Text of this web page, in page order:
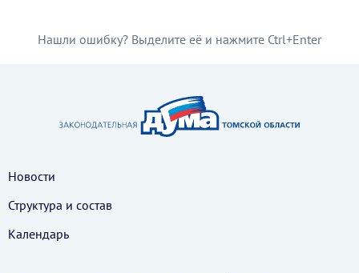
Нашли ошибку? Выделите её и нажмите Ctrl+Enter
Новости
Структура и состав
Календарь